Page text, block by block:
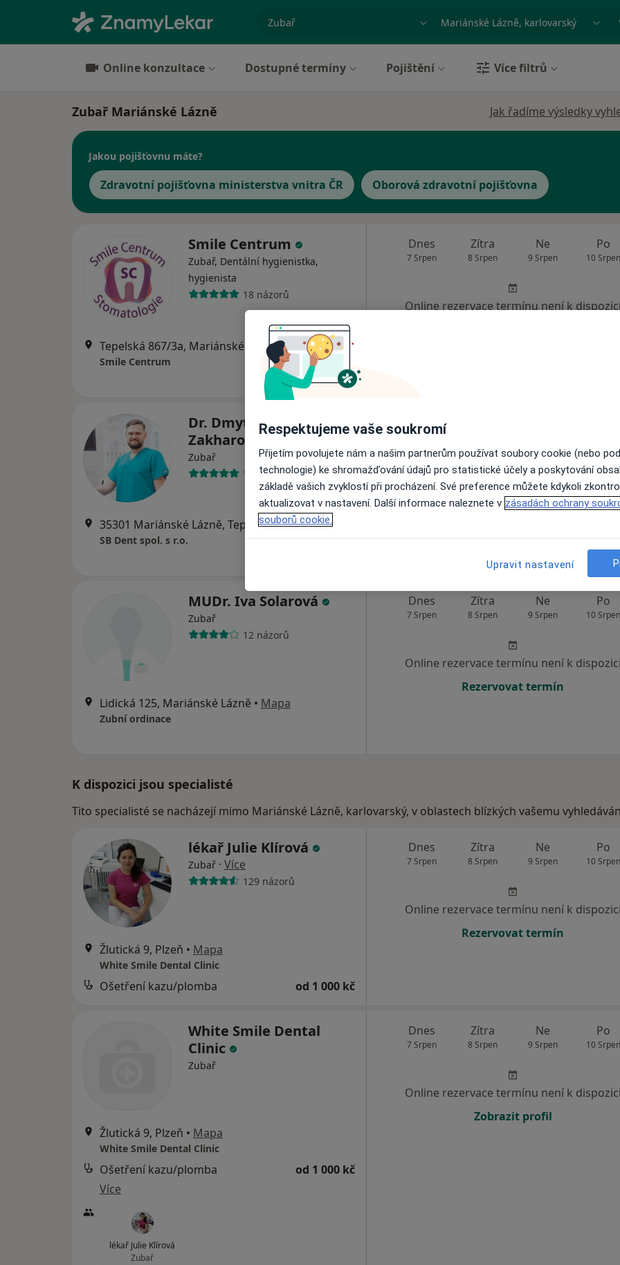
specializace, nemoc nebo příjmení Město nebo region
Online konzultace Dostupné termíny Pojištění Více filtrů
Zubař Mariánské Lázně Jak řadíme výsledky
Jakou pojišťovnu máte?
Zdravotní pojišťovna ministerstva vnitra ČR Oborová zdravotní pojišťovna
Smile Centrum
Zubař, Dentální hygienistka,
hygienista
18 názorů
Tepelská 867/3a, Mariánské Lázně• Mapa
Smile Centrum
Dnes
7 Srpen
Zítra
8 Srpen
Ne
9 Srpen
Po
10 Srpen
Online rezervace termínu není k dispozici
Dr. Dmytro
Zakharovskyi
Zubař
1 názor
35301 Mariánské Lázně, Tepelská 867/3a, Mariánské Lázně •Mapa
SB Dent spol. s r.o.
Dnes
7 Srpen
Online rezervace termínu není k
Rezervovat termín
MUDr. Iva Solarová
Zubař
12 názorů
Lidická 125, Mariánské Lázně • Mapa
Zubní ordinace
Dnes
7 Srpen
Zítra
8 Srpen
Ne
9 Srpen
Po
10 Srpen
Online rezervace termínu není k dispozici
Rezervovat termín
K dispozici jsou specialisté
Tito specialisté se nacházejí mimo Mariánské Lázně, karlovarský, v oblastech blízkých vašemu
lékař Julie Klírová
Zubař · Více
129 názorů
Žlutická 9, Plzeň • Mapa
White Smile Dental Clinic
Ošetření kazu/plomba od 1 000 kč
Dnes
7 Srpen
Zítra
8 Srpen
Ne
9 Srpen
Po
10 Srpen
Online rezervace termínu není k dispozici
Rezervovat termín
White Smile Dental
Clinic
Zubař
Žlutická 9, Plzeň • Mapa
White Smile Dental Clinic
Ošetření kazu/plomba
od 1 000 kč
Více
lékař Julie Klírová
Zubař
Dnes
7 Srpen
Zítra
8 Srpen
Ne
9 Srpen
Po
10 Srpen
Online rezervace termínu není k dispozici
Zobrazit profil
Respektujeme vaše soukromí
Přijetím povolujete nám a našim partnerům používat soubory cookie (nebo
technologie) ke shromažďování údajů pro statistické účely a poskytování
základě vašich zvyklostí při procházení. Své preference můžete kdykoli
aktualizovat v nastavení. Další informace naleznete v zásadách ochrany
souborů cookie.
Upravit nastavení